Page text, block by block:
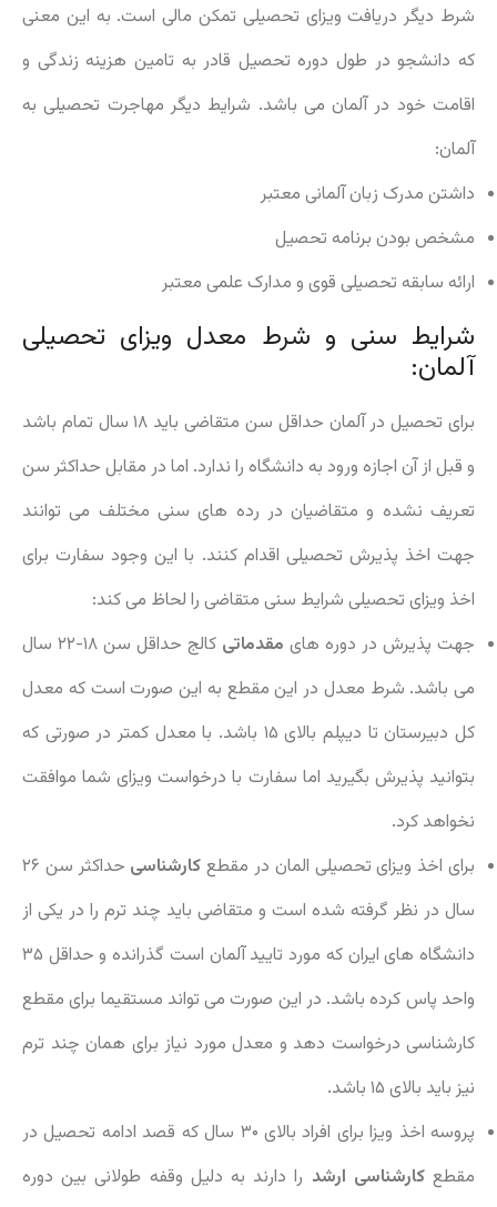
شرط دیگر دریافت ویزای تحصیلی تمکن مالی است. به این معنی
که دانشجو در طول دوره تحصیل قادر به تامین هزینه زندگی و
اقامت خود در آلمان می باشد. شرایط دیگر مهاجرت تحصیلی به
آلمان:
داشتن مدرک زبان آلمانی معتبر
مشخص بودن برنامه تحصیل
ارائه سابقه تحصیلی قوی و مدارک علمی معتبر
شرایط سنی و شرط معدل ویزای تحصیلی
آلمان:
برای تحصیل در آلمان حداقل سن متقاضی باید ۱۸ سال تمام باشد
و قبل از آن اجازه ورود به دانشگاه را ندارد. اما در مقابل حداکثر سن
تعریف نشده و متقاضیان در رده های سنی مختلف می توانند
جهت اخذ پذیرش تحصیلی اقدام کنند. با این وجود سفارت برای
اخذ ویزای تحصیلی شرایط سنی متقاضی را لحاظ می کند:
جهت پذیرش در دوره های مقدماتی
کالج حداقل سن ۱۸-۲۲ سال
می باشد. شرط معدل در این مقطع به این صورت است که معدل
کل دبیرستان تا دیپلم بالای ۱۵ باشد. با معدل کمتر در صورتی که
بتوانید پذیرش بگیرید اما سفارت با درخواست ویزای شما موافقت
نخواهد کرد.
برای اخذ ویزای تحصیلی المان در مقطع کارشناسی
حداکثر سن ۲۶
سال در نظر گرفته شده است و متقاضی باید چند ترم را در یکی از
دانشگاه های ایران که مورد تایید آلمان است گذرانده و حداقل ۳۵
واحد پاس کرده باشد. در این صورت می تواند مستقیما برای مقطع
کارشناسی درخواست دهد و معدل مورد نیاز برای همان چند ترم
نیز باید بالای ۱۵ باشد.
پروسه اخذ ویزا برای افراد بالای ۳۰ سال که قصد ادامه تحصیل در
مقطعکارشناسی ارشد را دارند به دلیل وقفه طولانی بین دوره